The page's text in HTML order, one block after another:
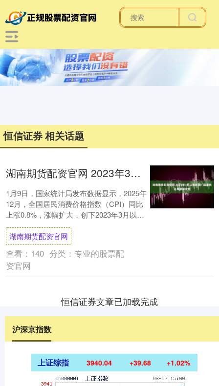
恒信证券 相关话题
湖南期货配资官网 2023年3月以来新高！国家统计局最新发布
1月9日，国家统计局发布数据显示，2025年
12月，全国居民消费价格指数（CPI）同比
上涨0.8%，涨幅扩大，创下2023年3月以来
新高；环比由降转升，上涨0.....
湖南期货配资官网
查看： 140 分类： 专业的股票配
资官网
恒信证券文章已加载完成
沪深京指数
上证综指 3940.04 +39.68 +1.02%